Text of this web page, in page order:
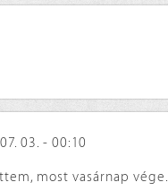
03. - 00:10
most vasárnap vége.